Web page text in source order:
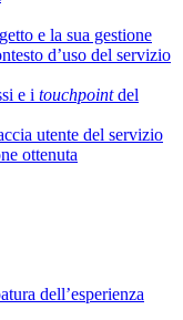
e la sua gestione
d’uso del servizio
e i touchpointdel
utente del servizio
ottenuta
dell’esperienza